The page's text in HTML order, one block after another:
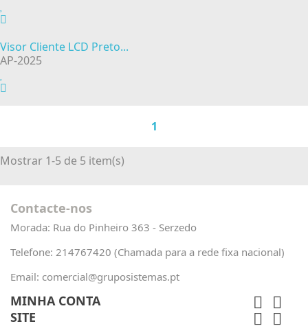
Visor Cliente LCD Preto...
AP-2025
1
Mostrar 1-5 de 5 item(s)
Contacte-nos
Morada: Rua do Pinheiro 363 - Serzedo
Telefone: 214767420 (Chamada para a rede fixa nacional)
Email: comercial@gruposistemas.pt
MINHA CONTA  
SITE  